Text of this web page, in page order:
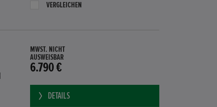
VERGLEICHEN
MWST. NICHT
AUSWEISBAR
6.790 €
DETAILS